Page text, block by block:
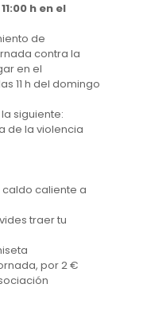
h en el
de
contra la
en el
11 h del domingo
siguiente:
de la violencia
caldo caliente a
traer tu
por 2 €